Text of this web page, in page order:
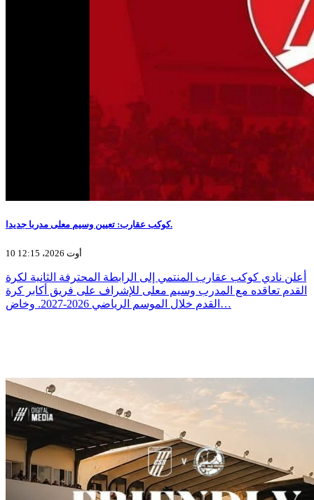
كوكب عقارب: تعيين وسيم معلى مدربا جديدا.
10 أوت 2026، 12:15
أعلن نادي كوكب عقارب المنتمي إلى الرابطة المحترفة الثانية لكرة
القدم تعاقده مع المدرب وسيم معلى للإشراف على فريق أكابر كرة
القدم خلال الموسم الرياضي 2026-2027. وخاض…